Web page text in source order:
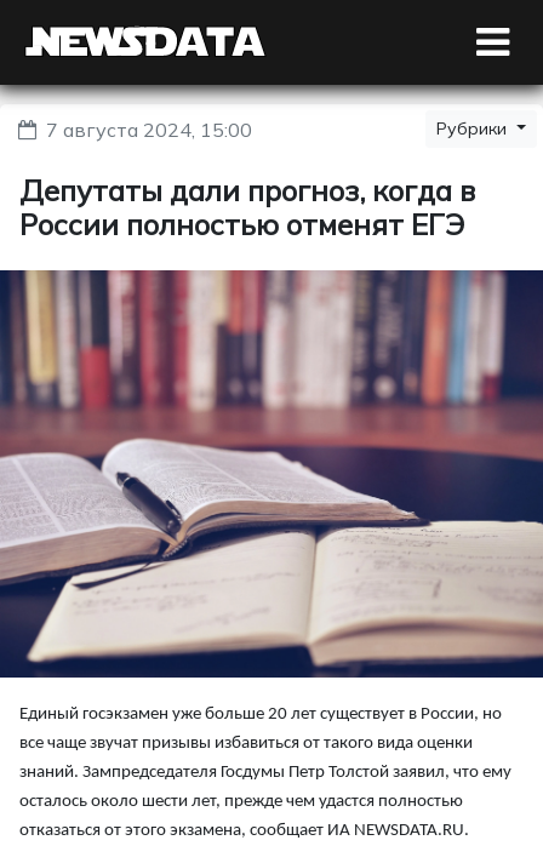
7 августа 2024, 15:00 Рубрики
Депутаты дали прогноз, когда в
России полностью отменят ЕГЭ
Единый госэкзамен уже больше 20 лет существует в России, но
все чаще звучат призывы избавиться от такого вида оценки
знаний. Зампредседателя Госдумы Петр Толстой заявил, что ему
осталось около шести лет, прежде чем удастся полностью
отказаться от этого экзамена, сообщает ИА NEWSDATA.RU.